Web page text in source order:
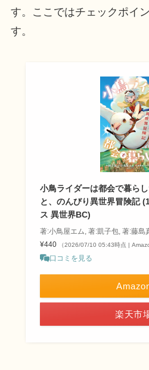
す。ここではチェックポイ
す。
小鳥ライダーは都会で暮ら
と、のんびり異世界冒険記
ス 異世界BC)
著:小鳥屋エム, 著:凱子包, 著:藤島
¥440
（2026/07/10 05:43時点 |
口コミを見る
楽天市